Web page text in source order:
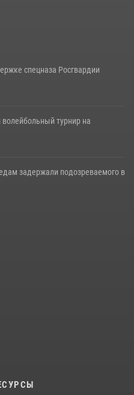
спецназа Росгвардии
турнир на
задержали подозреваемого в